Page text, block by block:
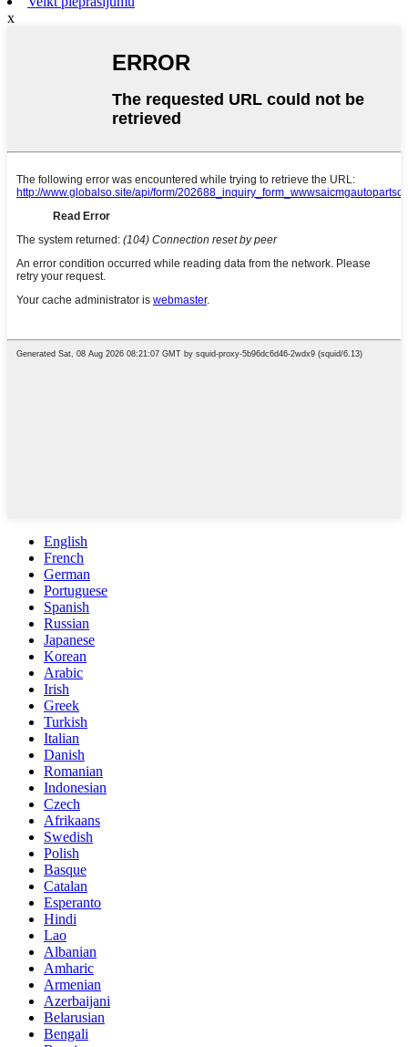
x
English
French
German
Portuguese
Spanish
Russian
Japanese
Korean
Arabic
Irish
Greek
Turkish
Italian
Danish
Romanian
Indonesian
Czech
Afrikaans
Swedish
Polish
Basque
Catalan
Esperanto
Hindi
Lao
Albanian
Amharic
Armenian
Azerbaijani
Belarusian
Bengali